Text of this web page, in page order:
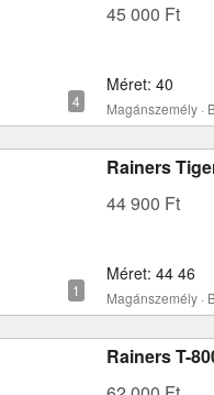
45 000 Ft
Méret: 40
Magánszemély ·
Rainers
44 900 Ft
Méret: 44 46
Magánszemély ·
Rainers T-